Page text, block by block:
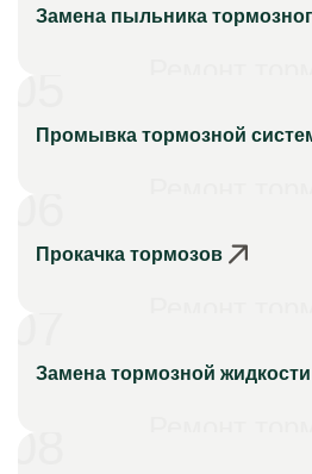
Замена пыльника
Промывка тормозной
Прокачка тормозов
Замена тормозной жидкости